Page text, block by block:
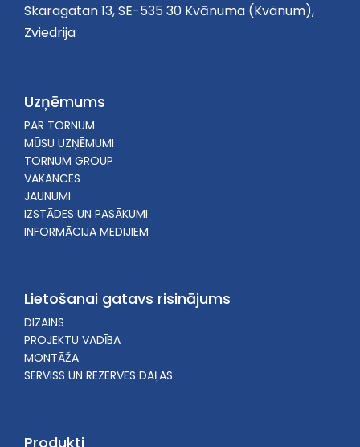
Skaragatan 13, SE-535 30 Kvānuma (Kvänum),
Zviedrija
Uzņēmums
PAR TORNUM
MŪSU UZŅĒMUMI
TORNUM GROUP
VAKANCES
JAUNUMI
IZSTĀDES UN PASĀKUMI
INFORMĀCIJA MEDIJIEM
Lietošanai gatavs risinājums
DIZAINS
PROJEKTU VADĪBA
MONTĀŽA
SERVISS UN REZERVES DAĻAS
Produkti